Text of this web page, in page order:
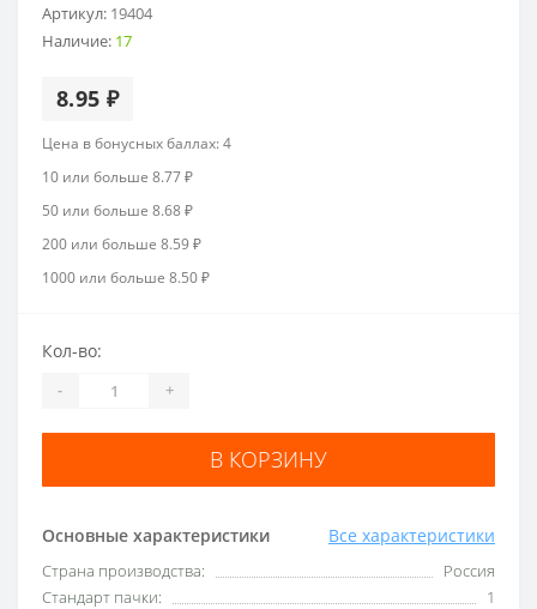
Артикул: 19404
Наличие: 17
8.95 ₽
Цена в бонусных баллах: 4
10 или больше 8.77 ₽
50 или больше 8.68 ₽
200 или больше 8.59 ₽
1000 или больше 8.50 ₽
Основные характеристики Все характеристики
Страна производства:
Россия
Стандарт пачки:
1
Кол-во:
- +
В КОРЗИНУ